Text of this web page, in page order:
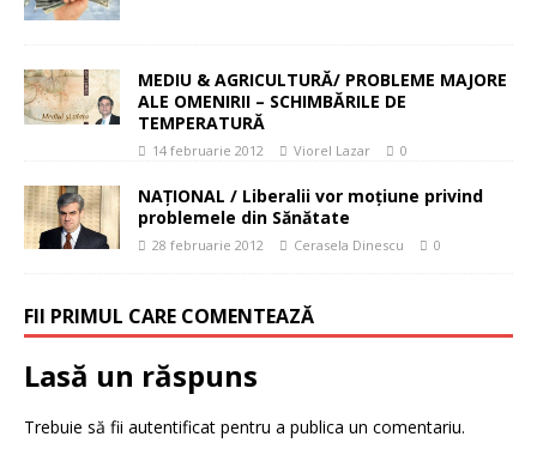
MEDIU & AGRICULTURĂ/ PROBLEME MAJORE
ALE OMENIRII – SCHIMBĂRILE DE
TEMPERATURĂ
14 februarie 2012 Viorel Lazar 0
NAŢIONAL / Liberalii vor moţiune privind
problemele din Sănătate
28 februarie 2012 Cerasela Dinescu 0
FII PRIMUL CARE COMENTEAZĂ
Lasă un răspuns
Trebuie să fii autentificat pentru a publica un comentariu.